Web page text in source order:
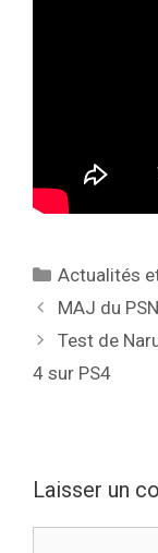
Catégories
Actualités
MAJ du
Test de
4 sur PS4
Laisser un